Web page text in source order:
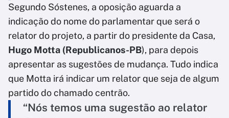
Segundo Sóstenes, a oposição aguarda a
indicação do nome do parlamentar que será o
relator do projeto, a partir do presidente da Casa,
Hugo Motta (Republicanos-PB), para depois
apresentar as sugestões de mudança. Tudo indica
que Motta irá indicar um relator que seja de algum
partido do chamado centrão.
“Nós temos uma sugestão ao relator